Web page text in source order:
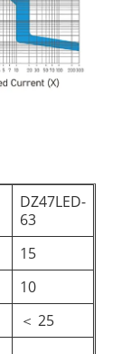
DZ47LED-
63
15
10
＜ 25